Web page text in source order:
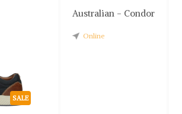
SALE
Australian - Condor
Online